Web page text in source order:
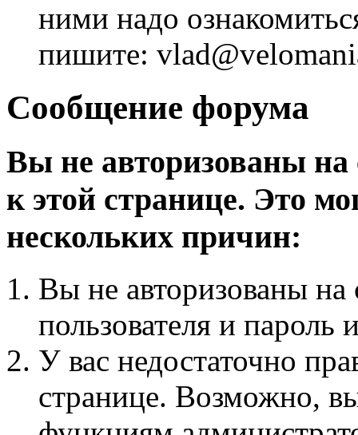
ними надо
пишите:
Сообщение форума
Вы не авторизованы на
к этой странице. Это
нескольких причин:
Вы не авторизованы на
пользователя и пароль
У вас недостаточно
странице. Возможно,